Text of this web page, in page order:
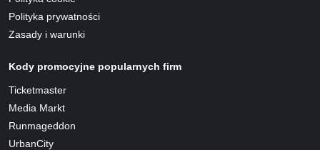
Polityka prywatności
Zasady i warunki
Kody promocyjne popularnych firm
Ticketmaster
Media Markt
Runmageddon
UrbanCity